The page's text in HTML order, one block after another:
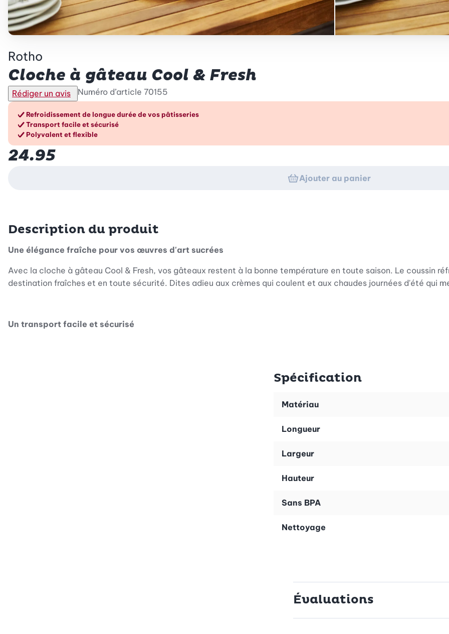
Rotho
Cloche à gâteau Cool & Fresh
Rédiger un avis Numéro d’article 70155
Les avantages en un coup d’œil
Refroidissement de longue durée de vos pâtisseries
Transport facile et sécurisé
Polyvalent et flexible
24.95
Ajouter au panier
Description du produit
Une élégance fraîche pour vos œuvres d'art sucrées
Avec la cloche à gâteau Cool & Fresh, vos gâteaux restent à la bonne température en toute saison. Le coussin
destination fraîches et en toute sécurité. Dites adieu aux crèmes qui coulent et aux chaudes journées d'été qui
Un transport facile et sécurisé
Spécification
Matériau
Longueur
Largeur
Hauteur
Sans BPA
Nettoyage
Évaluations